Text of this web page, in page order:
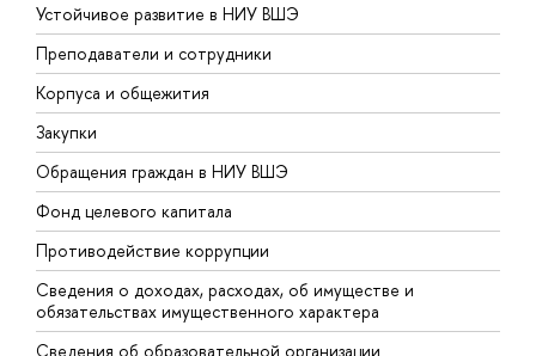
Устойчивое развитие в НИУ ВШЭ
Преподаватели и сотрудники
Корпуса и общежития
Закупки
Обращения граждан в НИУ ВШЭ
Фонд целевого капитала
Противодействие коррупции
Сведения о доходах, расходах, об имуществе и
обязательствах имущественного характера
Сведения об образовательной организации